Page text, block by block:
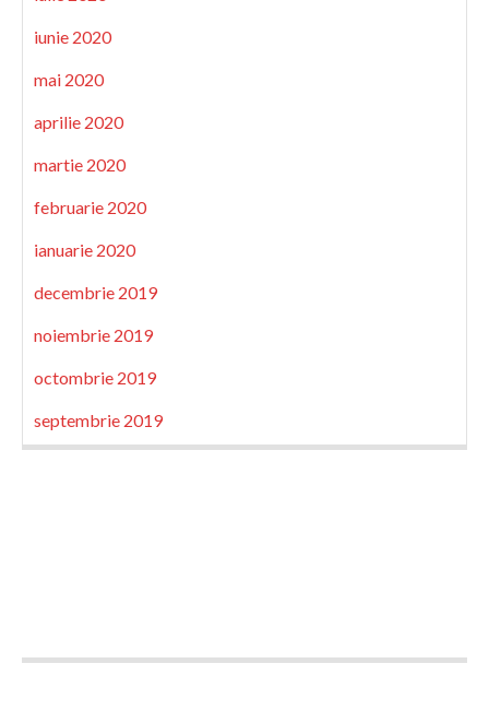
iunie 2020
mai 2020
aprilie 2020
martie 2020
februarie 2020
ianuarie 2020
decembrie 2019
noiembrie 2019
octombrie 2019
septembrie 2019